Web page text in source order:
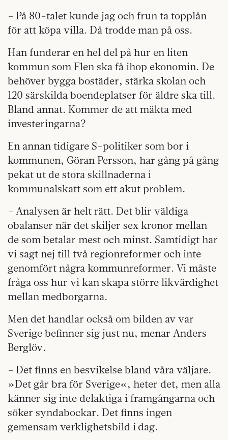
– På 80-talet kunde jag och frun ta topplån
för att köpa villa. Då trodde man på oss.
Han funderar en hel del på hur en liten
kommun som Flen ska få ihop ekonomin. De
behöver bygga bostäder, stärka skolan och
120 särskilda boendeplatser för äldre ska till.
Bland annat. Kommer de att mäkta med
investeringarna?
En annan tidigare S-politiker som bor i
kommunen, Göran Persson, har gång på gång
pekat ut de stora skillnaderna i
kommunalskatt som ett akut problem.
– Analysen är helt rätt. Det blir väldiga
obalanser när det skiljer sex kronor mellan
de som betalar mest och minst. Samtidigt har
vi sagt nej till två regionreformer och inte
genomfört några kommunreformer. Vi måste
fråga oss hur vi kan skapa större likvärdighet
mellan medborgarna.
Men det handlar också om bilden av var
Sverige befinner sig just nu, menar Anders
Berglöv.
– Det finns en besvikelse bland våra väljare.
»Det går bra för Sverige«, heter det, men alla
känner sig inte delaktiga i framgångarna och
söker syndabockar. Det finns ingen
gemensam verklighetsbild i dag.